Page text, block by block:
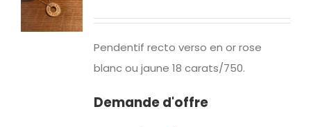
Pendentif recto verso en or rose
blanc ou jaune 18 carats/750.
Demande d'offre